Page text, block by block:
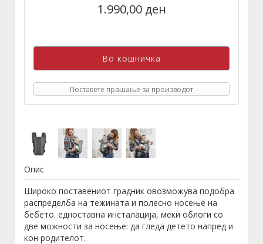
1.990,00 ден
Поставете прашање за производот
Опис
Широко поставениот градник овозможува подобра
распределба на тежината и полесно носење на
бебето. едноставна инсталација, меки облоги со
две можности за носење: да гледа детето напред и
кон родителот.